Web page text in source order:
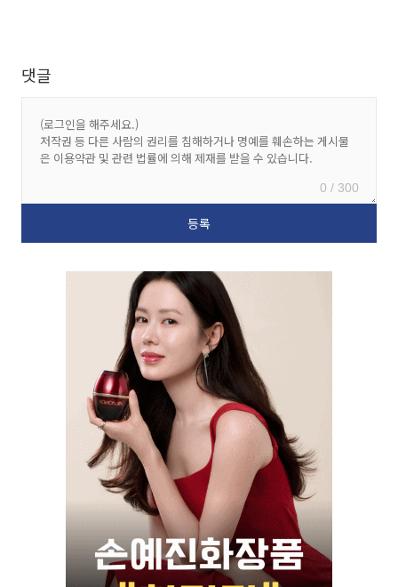
댓글
0 / 300